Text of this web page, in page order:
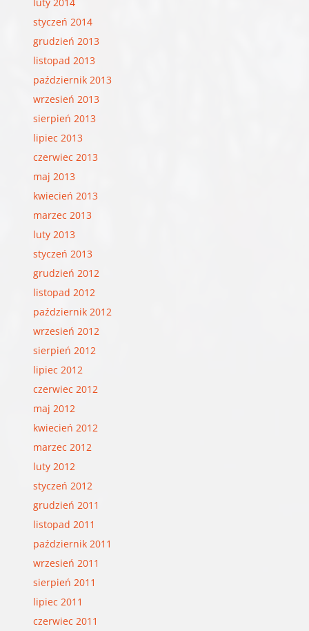
luty 2014
styczeń 2014
grudzień 2013
listopad 2013
październik 2013
wrzesień 2013
sierpień 2013
lipiec 2013
czerwiec 2013
maj 2013
kwiecień 2013
marzec 2013
luty 2013
styczeń 2013
grudzień 2012
listopad 2012
październik 2012
wrzesień 2012
sierpień 2012
lipiec 2012
czerwiec 2012
maj 2012
kwiecień 2012
marzec 2012
luty 2012
styczeń 2012
grudzień 2011
listopad 2011
październik 2011
wrzesień 2011
sierpień 2011
lipiec 2011
czerwiec 2011